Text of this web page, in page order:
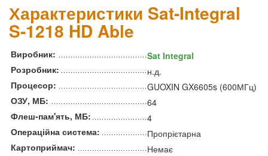
Характеристики Sat-Integral
S-1218 HD Able
Виробник:
Sat Integral
Розробник:
н.д.
Процесор:
GUOXIN GX6605s (600МГц)
ОЗУ, МБ:
64
Флеш-пам'ять, МБ:
4
Операційна система:
Пропрієтарна
Картоприймач:
Немає